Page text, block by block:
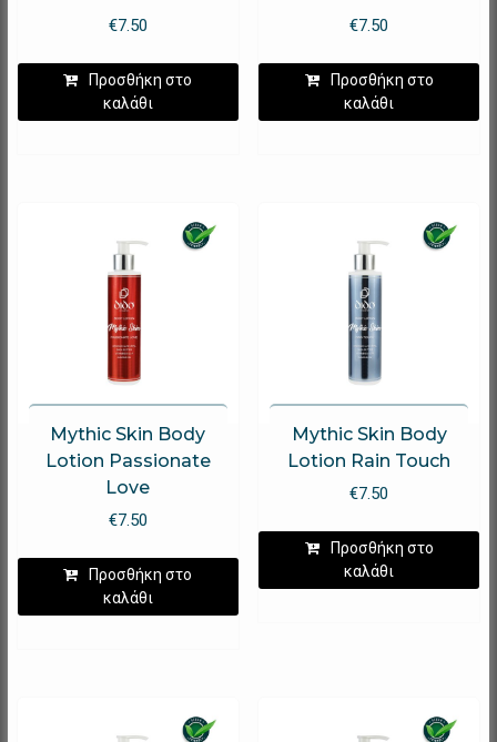
€7.50
Προσθήκη στο
καλάθι
€7.50
Προσθήκη στο
καλάθι
Mythic Skin Body
Lotion Passionate
Love
€7.50
Προσθήκη στο
καλάθι
Mythic Skin Body
Lotion Rain Touch
€7.50
Προσθήκη στο
καλάθι